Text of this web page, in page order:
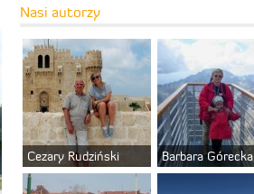
Nasi autorzy
Cezary Rudziński Barbara Górecka